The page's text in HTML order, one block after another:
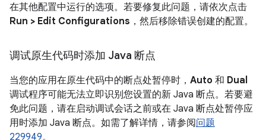
在其他配置中运行的选项。若要修复此问题，请依次点击
Run > Edit Configurations ，然后移除错误创建的配置。
调试原生代码时添加 Java 断点
当您的应用在原生代码中的断点处暂停时， Auto 和 Dual
调试程序可能无法立即识别您设置的新 Java 断点。若要避
免此问题，请在启动调试会话之前或在 Java 断点处暂停应
用时添加 Java 断点。如需了解详情，请参阅问题
229949。